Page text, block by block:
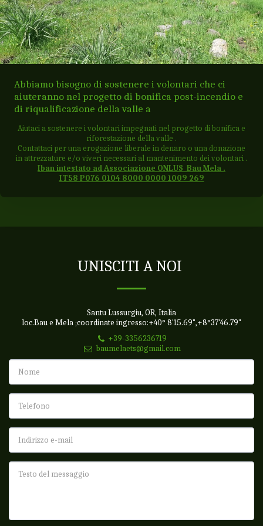
Abbiamo bisogno di sostenere i volontari che ci
aiuteranno nel progetto di bonifica post-incendio e
di riqualificazione della valle a
Aiutaci a sostenere i volontari impegnati nel progetto di bonifica e
riforestazione della valle .
Contattaci per una erogazione liberale in denaro o una donazione
in attrezzature e/o viveri necessari al mantenimento dei volontari .
Iban intestato ad Associazione ONLUS Bau Mela .
IT58 P076 0104 8000 0000 1009 269
UNISCITI A NOI
Santu Lussurgiu, OR, Italia
loc.Bau e Mela ;coordinate ingresso:+40° 8'15.69",+8°37'46.79"
+39-3356236719
baumelaets@gmail.com